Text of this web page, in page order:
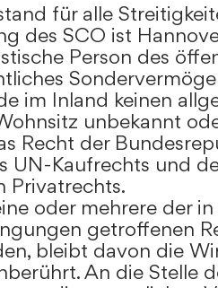
für alle
des SCO ist
Person des
im Inland keinen
unbekannt
Recht der
UN-Kaufrechts und
Privatrechts.
oder mehrere der in
getroffenen
bleibt davon die
An die Stelle